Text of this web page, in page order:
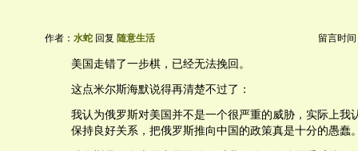
作者： 水蛇 回复 随意生活 留言时间
美国走错了一步棋，已经无法挽回。
这点米尔斯海默说得再清楚不过了：
我认为俄罗斯对美国并不是一个很严重的威胁，实际上我
保持良好关系，把俄罗斯推向中国的政策真是十分的愚蠢